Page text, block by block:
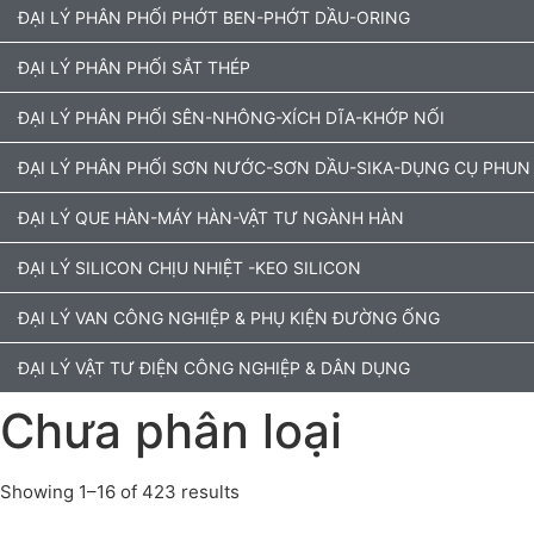
ĐẠI LÝ PHÂN PHỐI PHỚT BEN-PHỚT DẦU-ORING
ĐẠI LÝ PHÂN PHỐI SẮT THÉP
ĐẠI LÝ PHÂN PHỐI SÊN-NHÔNG-XÍCH DĨA-KHỚP NỐI
ĐẠI LÝ PHÂN PHỐI SƠN NƯỚC-SƠN DẦU-SIKA-DỤNG CỤ
ĐẠI LÝ QUE HÀN-MÁY HÀN-VẬT TƯ NGÀNH HÀN
ĐẠI LÝ SILICON CHỊU NHIỆT -KEO SILICON
ĐẠI LÝ VAN CÔNG NGHIỆP & PHỤ KIỆN ĐƯỜNG ỐNG
ĐẠI LÝ VẬT TƯ ĐIỆN CÔNG NGHIỆP & DÂN DỤNG
Chưa phân loại
Showing 1–16 of 423 results